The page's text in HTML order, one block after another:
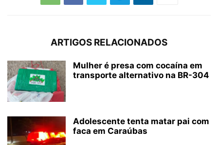
ARTIGOS RELACIONADOS
Mulher é presa com cocaína em
transporte alternativo na BR-304
Adolescente tenta matar pai com
faca em Caraúbas